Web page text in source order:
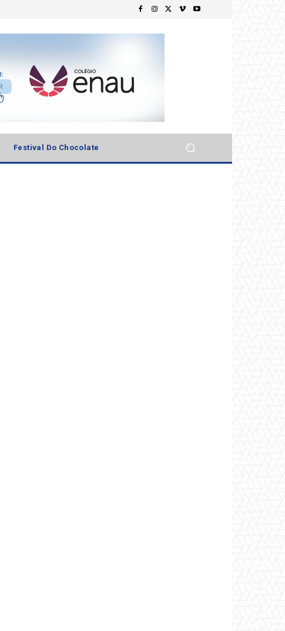
Festival Do Chocolate